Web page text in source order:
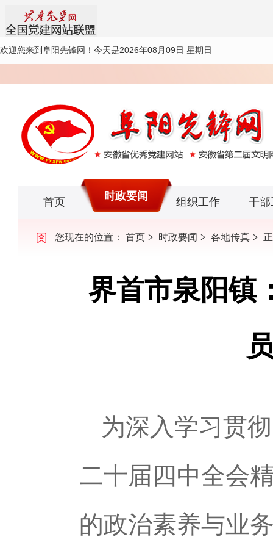
欢迎您来到阜阳先锋网！ 今天是2026年08月09日 星期日
首页 时政要闻 组织工作 干部
您现在的位置： 首页 时政要闻 各地传真
界首市泉阳镇
为深入学习贯
二十届四中全会
的政治素养与业